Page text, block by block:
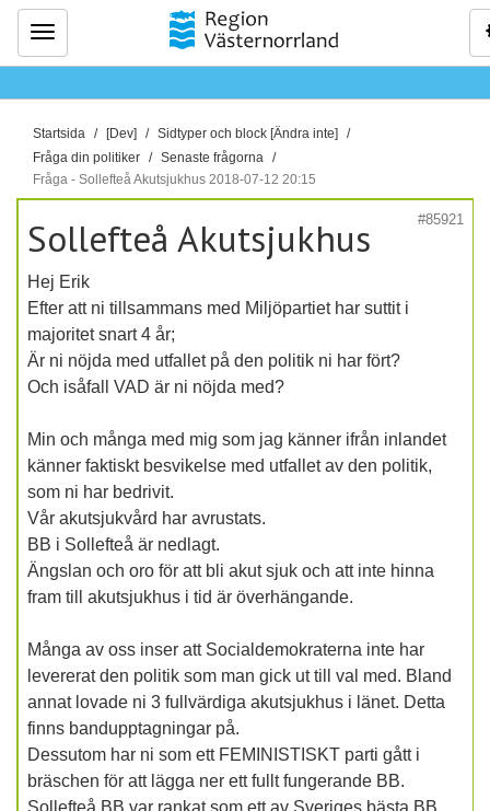
Meny
D
u
ä
h
r
:
Startsida [Dev]
Sidtyper och block [Ändra inte]
Fråga din politiker
Senaste frågorna
Fråga - Sollefteå Akutsjukhus 2018-07-12 20:15
#85921
Sollefteå Akutsjukhus
Hej Erik
Efter att ni tillsammans med Miljöpartiet har suttit i
majoritet snart 4 år;
Är ni nöjda med utfallet på den politik ni har fört?
Och isåfall VAD är ni nöjda med?
Min och många med mig som jag känner ifrån inlandet
känner faktiskt besvikelse med utfallet av den politik,
som ni har bedrivit.
Vår akutsjukvård har avrustats.
BB i Sollefteå är nedlagt.
Ängslan och oro för att bli akut sjuk och att inte hinna
fram till akutsjukhus i tid är överhängande.
Många av oss inser att Socialdemokraterna inte har
levererat den politik som man gick ut till val med. Bland
annat lovade ni 3 fullvärdiga akutsjukhus i länet. Detta
finns bandupptagningar på.
Dessutom har ni som ett FEMINISTISKT parti gått i
bräschen för att lägga ner ett fullt fungerande BB.
Sollefteå BB var rankat som ett av Sveriges bästa BB